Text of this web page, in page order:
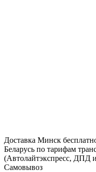
Доставка Минск
Беларусь по тарифам
(Автолайтэкспресс, ДПД
Самовывоз